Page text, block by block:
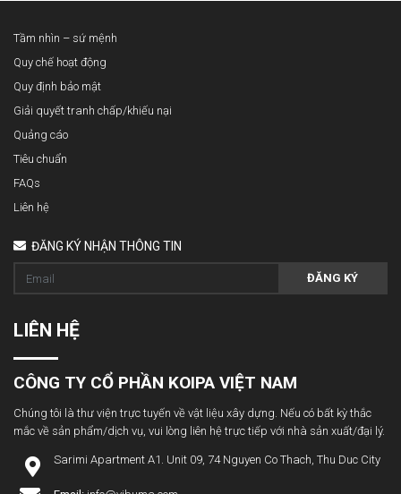
Tầm nhìn – sứ mệnh
Quy chế hoạt động
Quy định bảo mật
Giải quyết tranh chấp/khiếu nại
Quảng cáo
Tiêu chuẩn
FAQs
Liên hệ
ĐĂNG KÝ NHẬN THÔNG TIN
ĐĂNG KÝ
LIÊN HỆ
CÔNG TY CỔ PHẦN KOIPA VIỆT NAM
Chúng tôi là thư viện trực tuyến về vật liệu xây dựng. Nếu có bất kỳ thắc
mắc về sản phẩm/dịch vụ, vui lòng liên hệ trực tiếp với nhà sản xuất/đại lý.
Sarimi Apartment A1. Unit 09, 74 Nguyen Co Thach, Thu Duc City